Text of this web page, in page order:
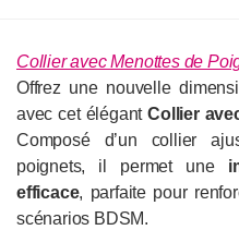
Collier avec Menottes de
Offrez une nouvelle
avec cet élégantCollier
Composé d’un collier
poignets, il permet une
efficace, parfaite pour
scénarios BDSM.